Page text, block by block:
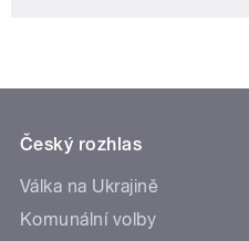
Český rozhlas
Válka na Ukrajině
Komunální volby